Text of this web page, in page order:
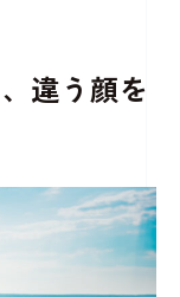
違う顔を